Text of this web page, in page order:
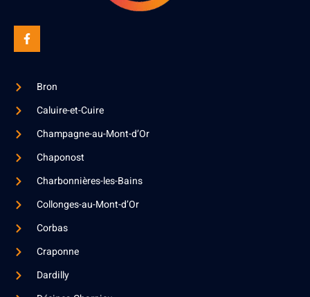
Bron
Caluire-et-Cuire
Champagne-au-Mont-d’Or
Chaponost
Charbonnières-les-Bains
Collonges-au-Mont-d’Or
Corbas
Craponne
Dardilly